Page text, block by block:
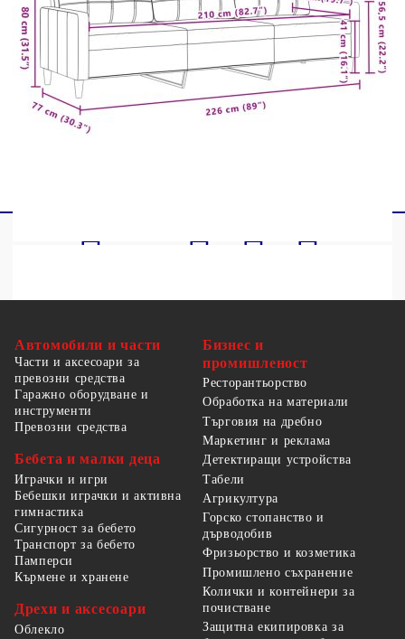
1 х 3-местен диван
1 x Табуретка
4 x Декоративни възглавници
Максимално 110 кг на седалка. Съобразете се с
риска от открит огън и други източници на
силна топлина в близост до продукта.
Автомобили и части
Части и аксесоари за
превозни средства
Гаражно оборудване и
инструменти
Превозни средства
Бебета и малки деца
Играчки и игри
Бебешки играчки и активна
гимнастика
Сигурност за бебето
Транспорт за бебето
Памперси
Кърмене и хранене
Дрехи и аксесоари
Облекло
Бизнес и
промишленост
Ресторантьорство
Обработка на материали
Търговия на дребно
Маркетинг и реклама
Детектиращи устройства
Табели
Агрикултура
Горско стопанство и
дърводобив
Фризьорство и козметика
Промишлено съхранение
Колички и контейнери за
почистване
Защитна екипировка за